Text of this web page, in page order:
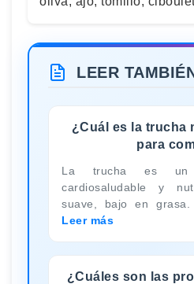
LEER
¿Cuál es la trucha
para
La trucha es un
cardiosaludable y
suave, bajo en
Leer más
¿Cuáles son las